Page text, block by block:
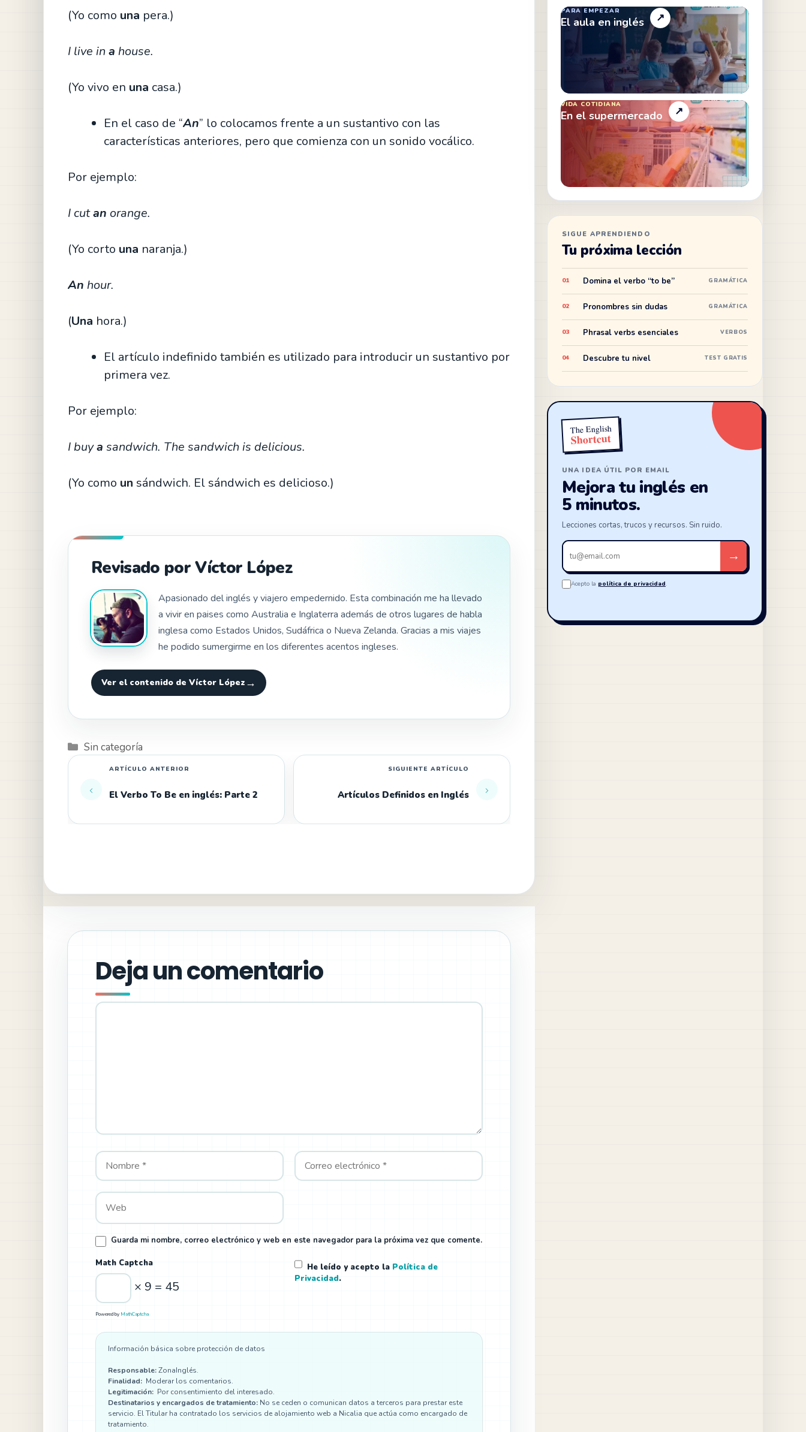
(Yo como una pera.)
I live in a house.
(Yo vivo en una casa.)
En el caso de “An” lo colocamos frente a un sustantivo con las
características anteriores, pero que comienza con un sonido vocálico.
Por ejemplo:
I cutan orange.
(Yo corto una naranja.)
An hour.
(Una hora.)
El artículo indefinido también es utilizado para introducir un sustantivo por
primera vez.
Por ejemplo:
I buya sandwich. The sandwich is delicious.
(Yo como un sándwich. El sándwich es delicioso.)
Revisado por Víctor López
Apasionado del inglés y viajero empedernido. Esta combinación me ha llevado
a vivir en paises como Australia e Inglaterra además de otros lugares de habla
inglesa como Estados Unidos, Sudáfrica o Nueva Zelanda. Gracias a mis viajes
he podido sumergirme en los diferentes acentos ingleses.
Ver el contenido de Víctor López
Categorías
Sin categoría
El Verbo To Be en inglés: Parte 2 Artículos Definidos en Inglés
Deja un comentario
Comentario
Nombre
Correo
Web
Guarda mi nombre, correo electrónico y web en este navegador para la próxima vez que comente.
Math Captcha
× 9 = 45
Powered by MathCaptcha
He leído y acepto la Política de
Privacidad.
Información básica sobre protección de datos
Responsable:ZonaInglés.
Finalidad: Moderar los comentarios.
Legitimación: Por consentimiento del interesado.
Destinatarios y encargados de tratamiento: No se ceden o comunican datos a terceros para prestar este
servicio. El Titular ha contratado los servicios de alojamiento web a Nicalia que actúa como encargado de
tratamiento.
PARA EMPEZAR
El aula en inglés ↗
VIDA COTIDIANA
En el supermercado ↗
SIGUE APRENDIENDO
Tu próxima lección
01 Domina el verbo “to be” GRAMÁTICA
02 Pronombres sin dudas GRAMÁTICA
03 Phrasal verbs esenciales VERBOS
04 Descubre tu nivel TEST GRATIS
The English
Shortcut
UNA IDEA ÚTIL POR EMAIL
Mejora tu inglés en
5 minutos.
Lecciones cortas, trucos y recursos. Sin ruido.
Tu
email
→
Acepto la política de privacidad.